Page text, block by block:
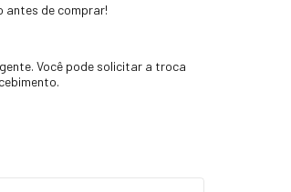
antes de comprar!
Você pode solicitar a troca